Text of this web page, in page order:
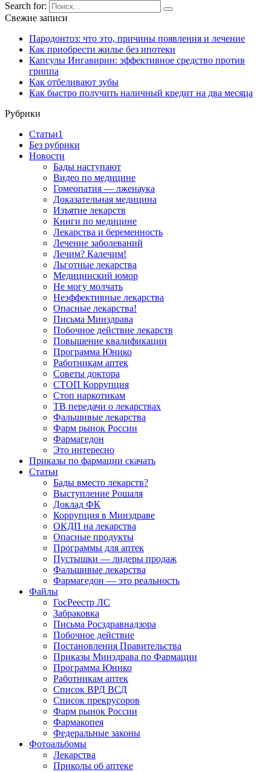
Search for:
Свежие записи
Пародонтоз: что это, причины появления и лечение
Как приобрести жилье без ипотеки
Капсулы Ингавирин: эффективное средство против
гриппа
Как отбеливают зубы
Как быстро получить наличный кредит на два месяца
Рубрики
Cтатьи1
Без рубрики
Новости
Бады наступают
Видео по медицине
Гомеопатия — лженаука
Доказательная медицина
Изъятие лекарств
Книги по медицине
Лекарства и беременность
Лечение заболеваний
Лечим? Калечим!
Льготные лекарства
Медицинский юмор
Не могу молчать
Неэффективные лекарства
Опасные лекарства!
Письма Минздрава
Побочное действие лекарств
Повышение квалификации
Программа Юнико
Работникам аптек
Советы доктора
СТОП Коррупция
Стоп наркотикам
ТВ передачи о лекарствах
Фальшивые лекарства
Фарм рынок России
Фармагедон
Это интересно
Приказы по фармации скачать
Статьи
Бады вместо лекарств?
Выступление Рошаля
Доклад ФК
Коррупция в Минздраве
ОКДП на лекарства
Опасные продукты
Программы для аптек
Пустышки — лидеры продаж
Фальшивые лекарства
Фармагедон — это реальность
Файлы
ГосРеестр ЛС
Забраковка
Письма Росздравнадзора
Побочное действие
Постановления Правительства
Приказы Минздрава по Фармации
Программа Юнико
Работникам аптек
Список ВРД ВСД
Список прекрусоров
Фарм рынок России
Фармакопея
Федеральные законы
Фотоальбомы
Лекарства
Приколы об аптеке